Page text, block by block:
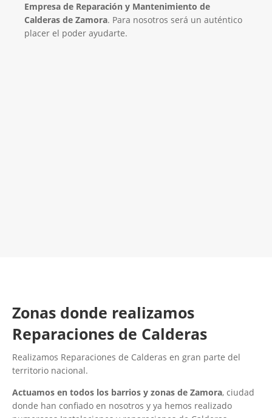
Empresa de Reparación y Mantenimiento de
Calderas de Zamora. Para nosotros será un auténtico
placer el poder ayudarte.
Zonas donde realizamos
Reparaciones de Calderas
Realizamos Reparaciones de Calderas en gran parte del
territorio nacional.
Actuamos en todos los barrios y zonas de Zamora, ciudad
donde han confiado en nosotros y ya hemos realizado